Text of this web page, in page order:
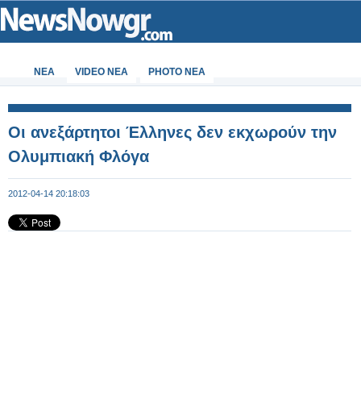
ΝΕΑ VIDEO NEA PHOTO NEA
Οι ανεξάρτητοι Έλληνες δεν εκχωρούν την
Ολυμπιακή Φλόγα
2012-04-14 20:18:03